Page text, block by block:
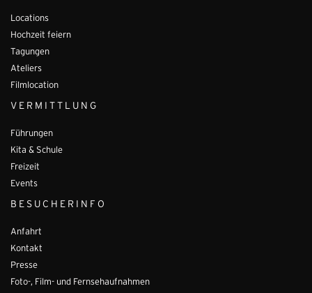
Locations
Hochzeit feiern
Tagungen
Ateliers
Filmlocation
VERMITTLUNG
Führungen
Kita & Schule
Freizeit
Events
BESUCHERINFO
Anfahrt
Kontakt
Presse
Foto-, Film- und Fernsehaufnahmen